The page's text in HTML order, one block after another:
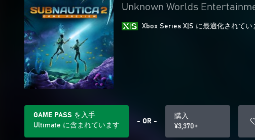
Unknown Worlds
Xbox Series X|S に最適化されてい
GAME PASS を入手
Ultimate に含まれています
- OR -
購入
¥3,370+